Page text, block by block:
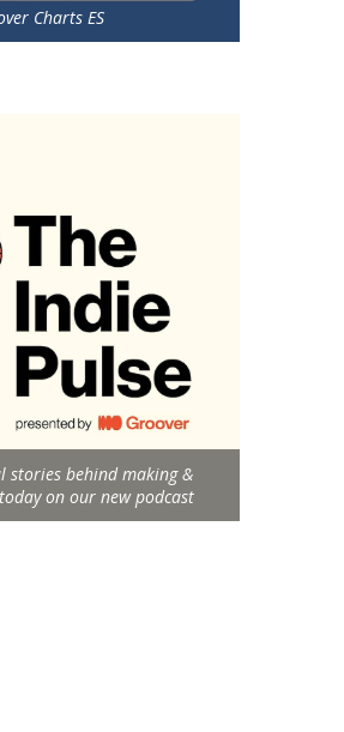
Charts ES
stories behind making &
on our new podcast